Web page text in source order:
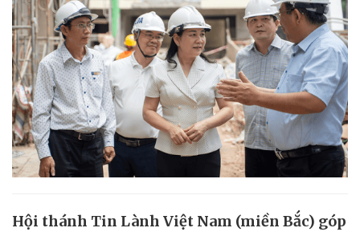
Hội thánh Tin Lành Việt Nam (miền Bắc) góp